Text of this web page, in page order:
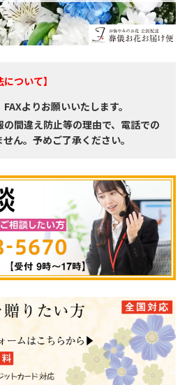
ついて】
よりお願いいたします。
間違え防止等の理由で、電話での
ん。予めご了承ください。